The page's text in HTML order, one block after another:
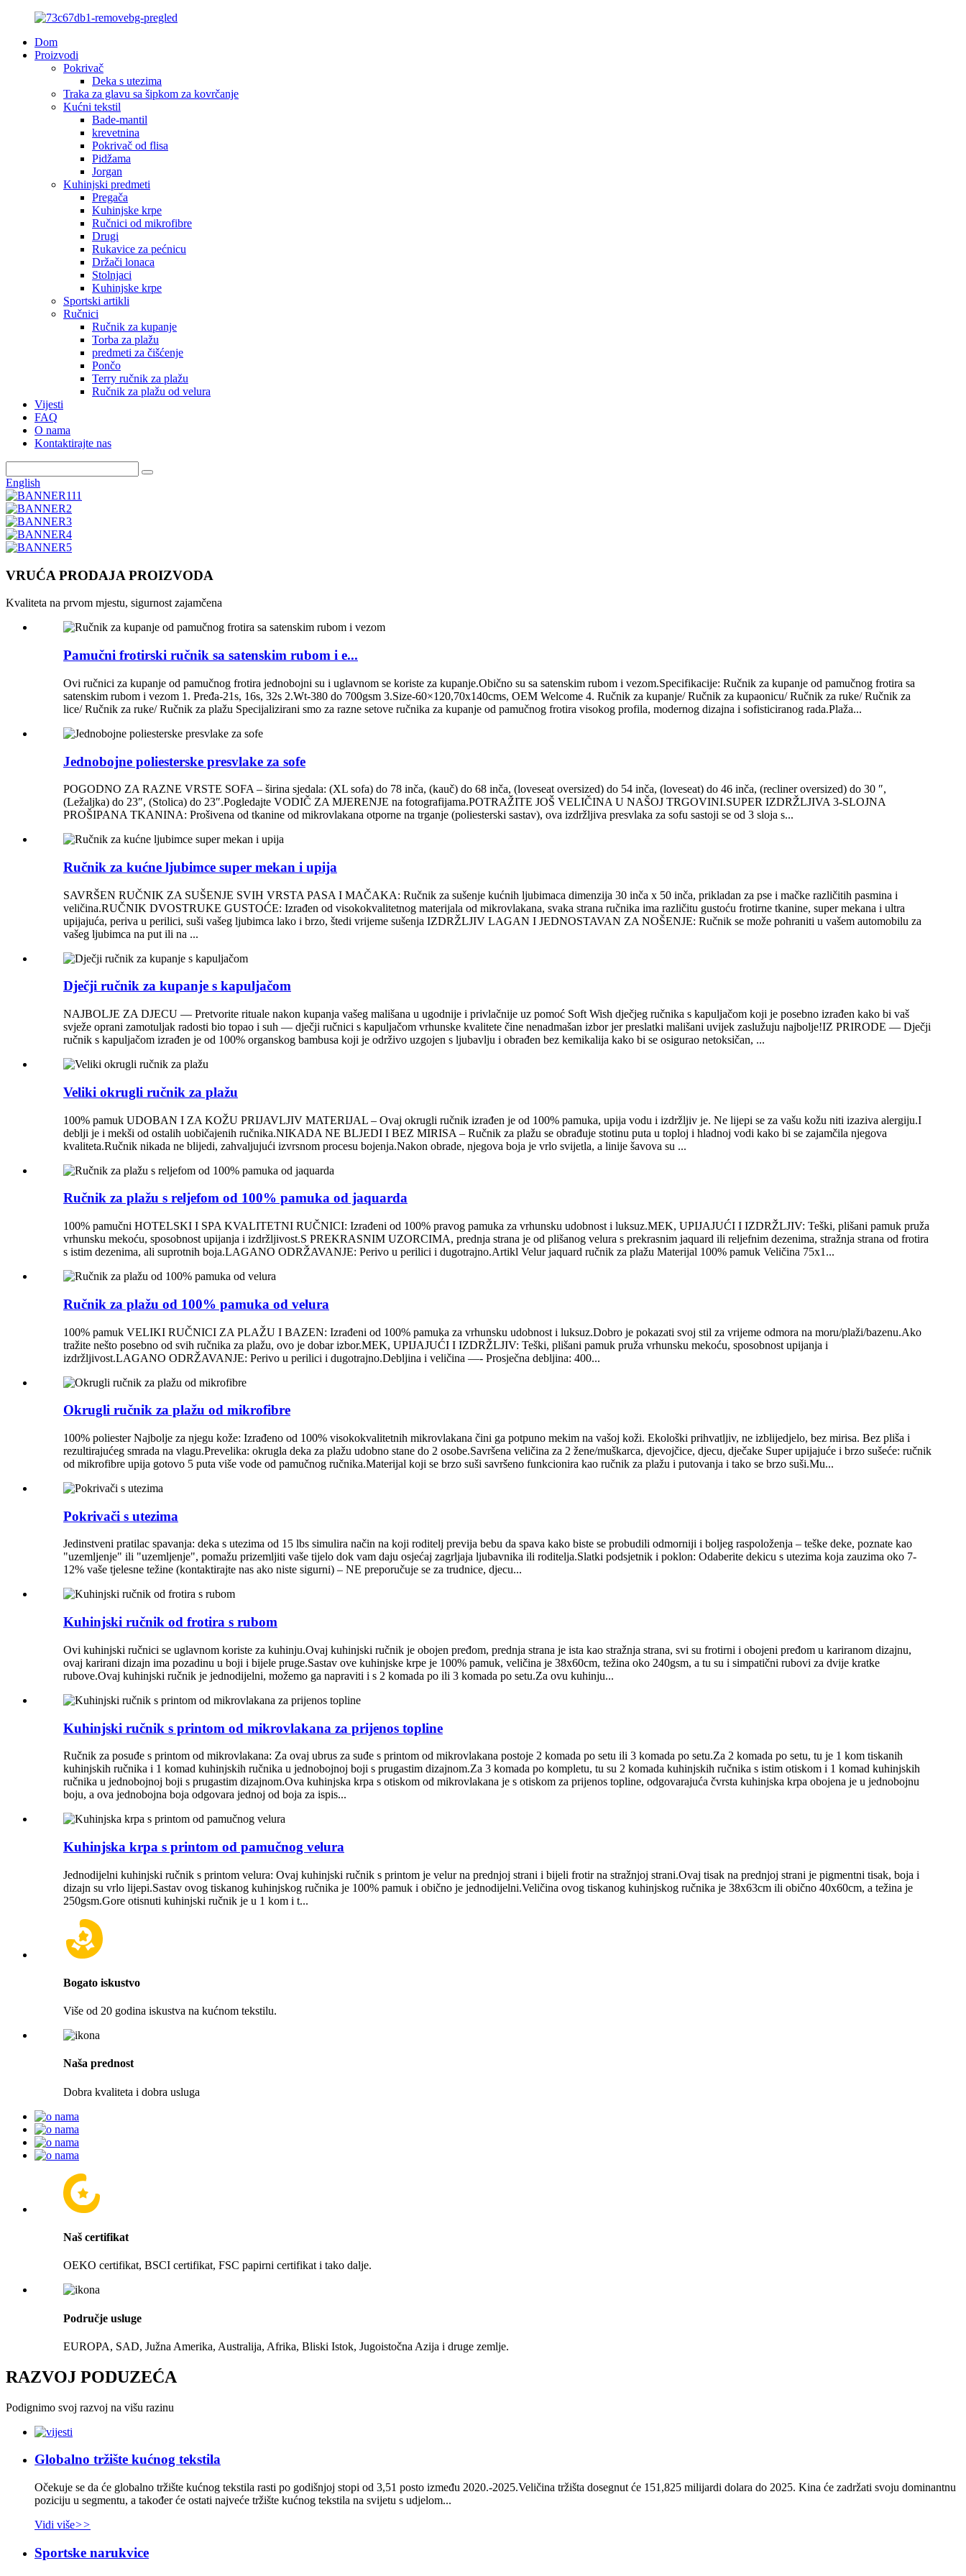
Dom
Proizvodi
Pokrivač
Deka s utezima
Traka za glavu sa šipkom za kovrčanje
Kućni tekstil
Bade-mantil
krevetnina
Pokrivač od flisa
Pidžama
Jorgan
Kuhinjski predmeti
Pregača
Kuhinjske krpe
Ručnici od mikrofibre
Drugi
Rukavice za pećnicu
Držači lonaca
Stolnjaci
Kuhinjske krpe
Sportski artikli
Ručnici
Ručnik za kupanje
Torba za plažu
predmeti za čišćenje
Pončo
Terry ručnik za plažu
Ručnik za plažu od velura
Vijesti
FAQ
O nama
Kontaktirajte nas
English
VRUĆA PRODAJA PROIZVODA
Kvaliteta na prvom mjestu, sigurnost zajamčena
Pamučni frotirski ručnik sa satenskim rubom i e...
Ovi ručnici za kupanje od pamučnog frotira jednobojni su i uglavnom se koriste za kupanje.Obično su sa satenskim rubom i vezom.Specifikacije: Ručnik za kupanje od pamučnog frotira sa
satenskim rubom i vezom 1. Pređa-21s, 16s, 32s 2.Wt-380 do 700gsm 3.Size-60×120,70x140cms, OEM Welcome 4. Ručnik za kupanje/ Ručnik za kupaonicu/ Ručnik za ruke/ Ručnik za
lice/ Ručnik za ruke/ Ručnik za plažu Specijalizirani smo za razne setove ručnika za kupanje od pamučnog frotira visokog profila, modernog dizajna i sofisticiranog rada.Plaža...
Jednobojne poliesterske presvlake za sofe
POGODNO ZA RAZNE VRSTE SOFA – širina sjedala: (XL sofa) do 78 inča, (kauč) do 68 inča, (loveseat oversized) do 54 inča, (loveseat) do 46 inča, (recliner oversized) do 30 ″,
(Ležaljka) do 23″, (Stolica) do 23″.Pogledajte VODIČ ZA MJERENJE na fotografijama.POTRAŽITE JOŠ VELIČINA U NAŠOJ TRGOVINI.SUPER IZDRŽLJIVA 3-SLOJNA
PROŠIPANA TKANINA: Prošivena od tkanine od mikrovlakana otporne na trganje (poliesterski sastav), ova izdržljiva presvlaka za sofu sastoji se od 3 sloja s...
Ručnik za kućne ljubimce super mekan i upija
SAVRŠEN RUČNIK ZA SUŠENJE SVIH VRSTA PASA I MAČAKA: Ručnik za sušenje kućnih ljubimaca dimenzija 30 inča x 50 inča, prikladan za pse i mačke različitih pasmina i
veličina.RUČNIK DVOSTRUKE GUSTOĆE: Izrađen od visokokvalitetnog materijala od mikrovlakana, svaka strana ručnika ima različitu gustoću frotirne tkanine, super mekana i ultra
upijajuća, periva u perilici, suši vašeg ljubimca lako i brzo, štedi vrijeme sušenja IZDRŽLJIV LAGAN I JEDNOSTAVAN ZA NOŠENJE: Ručnik se može pohraniti u vašem automobilu za
vašeg ljubimca na put ili na ...
Dječji ručnik za kupanje s kapuljačom
NAJBOLJE ZA DJECU — Pretvorite rituale nakon kupanja vašeg mališana u ugodnije i privlačnije uz pomoć Soft Wish dječjeg ručnika s kapuljačom koji je posebno izrađen kako bi vaš
svježe oprani zamotuljak radosti bio topao i suh — dječji ručnici s kapuljačom vrhunske kvalitete čine nenadmašan izbor jer preslatki mališani uvijek zaslužuju najbolje!IZ PRIRODE — Dječji
ručnik s kapuljačom izrađen je od 100% organskog bambusa koji je održivo uzgojen s ljubavlju i obrađen bez kemikalija kako bi se osigurao netoksičan, ...
Veliki okrugli ručnik za plažu
100% pamuk UDOBAN I ZA KOŽU PRIJAVLJIV MATERIJAL – Ovaj okrugli ručnik izrađen je od 100% pamuka, upija vodu i izdržljiv je. Ne lijepi se za vašu kožu niti izaziva alergiju.I
deblji je i mekši od ostalih uobičajenih ručnika.NIKADA NE BLJEDI I BEZ MIRISA – Ručnik za plažu se obrađuje stotinu puta u toploj i hladnoj vodi kako bi se zajamčila njegova
kvaliteta.Ručnik nikada ne blijedi, zahvaljujući izvrsnom procesu bojenja.Nakon obrade, njegova boja je vrlo svijetla, a linije šavova su ...
Ručnik za plažu s reljefom od 100% pamuka od jaquarda
100% pamučni HOTELSKI I SPA KVALITETNI RUČNICI: Izrađeni od 100% pravog pamuka za vrhunsku udobnost i luksuz.MEK, UPIJAJUĆI I IZDRŽLJIV: Teški, plišani pamuk pruža
vrhunsku mekoću, sposobnost upijanja i izdržljivost.S PREKRASNIM UZORCIMA, prednja strana je od plišanog velura s prekrasnim jaquard ili reljefnim dezenima, stražnja strana od frotira
s istim dezenima, ali suprotnih boja.LAGANO ODRŽAVANJE: Perivo u perilici i dugotrajno.Artikl Velur jaquard ručnik za plažu Materijal 100% pamuk Veličina 75x1...
Ručnik za plažu od 100% pamuka od velura
100% pamuk VELIKI RUČNICI ZA PLAŽU I BAZEN: Izrađeni od 100% pamuka za vrhunsku udobnost i luksuz.Dobro je pokazati svoj stil za vrijeme odmora na moru/plaži/bazenu.Ako
tražite nešto posebno od svih ručnika za plažu, ovo je dobar izbor.MEK, UPIJAJUĆI I IZDRŽLJIV: Teški, plišani pamuk pruža vrhunsku mekoću, sposobnost upijanja i
izdržljivost.LAGANO ODRŽAVANJE: Perivo u perilici i dugotrajno.Debljina i veličina —- Prosječna debljina: 400...
Okrugli ručnik za plažu od mikrofibre
100% poliester Najbolje za njegu kože: Izrađeno od 100% visokokvalitetnih mikrovlakana čini ga potpuno mekim na vašoj koži. Ekološki prihvatljiv, ne izblijedjelo, bez mirisa. Bez pliša i
rezultirajućeg smrada na vlagu.Prevelika: okrugla deka za plažu udobno stane do 2 osobe.Savršena veličina za 2 žene/muškarca, djevojčice, djecu, dječake Super upijajuće i brzo sušeće: ručnik
od mikrofibre upija gotovo 5 puta više vode od pamučnog ručnika.Materijal koji se brzo suši savršeno funkcionira kao ručnik za plažu i putovanja i tako se brzo suši.Mu...
Pokrivači s utezima
Jedinstveni pratilac spavanja: deka s utezima od 15 lbs simulira način na koji roditelj previja bebu da spava kako biste se probudili odmorniji i boljeg raspoloženja – teške deke, poznate kao
"uzemljenje" ili "uzemljenje", pomažu prizemljiti vaše tijelo dok vam daju osjećaj zagrljaja ljubavnika ili roditelja.Slatki podsjetnik i poklon: Odaberite dekicu s utezima koja zauzima oko 7-
12% vaše tjelesne težine (kontaktirajte nas ako niste sigurni) – NE preporučuje se za trudnice, djecu...
Kuhinjski ručnik od frotira s rubom
Ovi kuhinjski ručnici se uglavnom koriste za kuhinju.Ovaj kuhinjski ručnik je obojen pređom, prednja strana je ista kao stražnja strana, svi su frotirni i obojeni pređom u kariranom dizajnu,
ovaj karirani dizajn ima pozadinu u boji i bijele pruge.Sastav ove kuhinjske krpe je 100% pamuk, veličina je 38x60cm, težina oko 240gsm, a tu su i simpatični rubovi za dvije kratke
rubove.Ovaj kuhinjski ručnik je jednodijelni, možemo ga napraviti i s 2 komada po ili 3 komada po setu.Za ovu kuhinju...
Kuhinjski ručnik s printom od mikrovlakana za prijenos topline
Ručnik za posuđe s printom od mikrovlakana: Za ovaj ubrus za suđe s printom od mikrovlakana postoje 2 komada po setu ili 3 komada po setu.Za 2 komada po setu, tu je 1 kom tiskanih
kuhinjskih ručnika i 1 komad kuhinjskih ručnika u jednobojnoj boji s prugastim dizajnom.Za 3 komada po kompletu, tu su 2 komada kuhinjskih ručnika s istim otiskom i 1 komad kuhinjskih
ručnika u jednobojnoj boji s prugastim dizajnom.Ova kuhinjska krpa s otiskom od mikrovlakana je s otiskom za prijenos topline, odgovarajuća čvrsta kuhinjska krpa obojena je u jednobojnu
boju, a ova jednobojna boja odgovara jednoj od boja za ispis...
Kuhinjska krpa s printom od pamučnog velura
Jednodijelni kuhinjski ručnik s printom velura: Ovaj kuhinjski ručnik s printom je velur na prednjoj strani i bijeli frotir na stražnjoj strani.Ovaj tisak na prednjoj strani je pigmentni tisak, boja i
dizajn su vrlo lijepi.Sastav ovog tiskanog kuhinjskog ručnika je 100% pamuk i obično je jednodijelni.Veličina ovog tiskanog kuhinjskog ručnika je 38x63cm ili obično 40x60cm, a težina je
250gsm.Gore otisnuti kuhinjski ručnik je u 1 kom i t...
Bogato iskustvo
Više od 20 godina iskustva na kućnom tekstilu.
Naša prednost
Dobra kvaliteta i dobra usluga
Naš certifikat
OEKO certifikat, BSCI certifikat, FSC papirni certifikat i tako dalje.
Područje usluge
EUROPA, SAD, Južna Amerika, Australija, Afrika, Bliski Istok, Jugoistočna Azija i druge zemlje.
RAZVOJ PODUZEĆA
Podignimo svoj razvoj na višu razinu
Globalno tržište kućnog tekstila
Očekuje se da će globalno tržište kućnog tekstila rasti po godišnjoj stopi od 3,51 posto između 2020.-2025.Veličina tržišta dosegnut će 151,825 milijardi dolara do 2025. Kina će zadržati svoju dominantnu
poziciju u segmentu, a također će ostati najveće tržište kućnog tekstila na svijetu s udjelom...
Vidi više>>
Sportske narukvice